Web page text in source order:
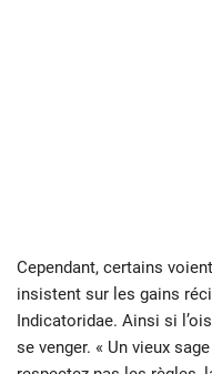
Cependant, certains
insistent sur les gains
Indicatoridae. Ainsi si
se venger. « Un vieux